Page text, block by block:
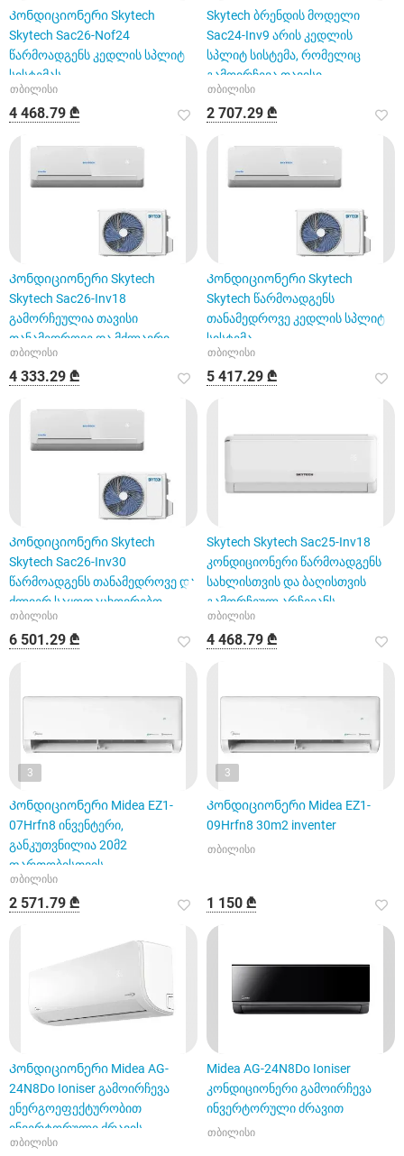
Კონდიციონერი Skytech
Skytech Sac26-Nof24
წარმოადგენს კედლის სპლიტ
სისტემას
თბილისი
4 468.79 ₾
Skytech ბრენდის მოდელი
Sac24-Inv9 არის კედლის
სპლიტ სისტემა, რომელიც
გამოირჩევა თავისი
გამორჩეული მა
თბილისი
2 707.29 ₾
Კონდიციონერი Skytech
Skytech Sac26-Inv18
გამორჩეულია თავისი
თანამედროვე და მძლავრი
მახასიათებლებით
თბილისი
4 333.29 ₾
Კონდიციონერი Skytech
Skytech წარმოადგენს
თანამედროვე კედლის სპლიტ
სისტემა
თბილისი
5 417.29 ₾
Კონდიციონერი Skytech
Skytech Sac26-Inv30
წარმოადგენს თანამედროვე და
ძლიერ საყოფაცხოვრებო
ტექნიკას
თბილისი
6 501.29 ₾
Skytech Skytech Sac25-Inv18
კონდიციონერი წარმოადგენს
სახლისთვის და ბაღისთვის
გამორჩეულ არჩევანს
თბილისი
4 468.79 ₾
3
Კონდიციონერი Midea EZ1-
07Hrfn8 ინვენტერი,
განკუთვნილია 20მ2
ფართობისთვის
თბილისი
2 571.79 ₾
3
Კონდიციონერი Midea EZ1-
09Hrfn8 30m2 inventer
თბილისი
1 150 ₾
Კონდიციონერი Midea AG-
24N8Do Ioniser გამოირჩევა
ენერგოეფექტურობით
ინვერტორული ძრავის
დახმარებით.
თბილისი
Midea AG-24N8Do Ioniser
კონდიციონერი გამოირჩევა
ინვერტორული ძრავით
თბილისი